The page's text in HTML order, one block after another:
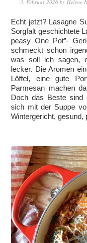
3. Februar 2026 by Helene
Echt jetzt? Lasagne
Sorgfalt geschichtete
peasy One Pot”-
schmeckt schon
was soll ich sagen,
lecker. Die Aromen
Löffel, eine gute
Parmesan machen
Doch das Beste sind
sich mit der Suppe
Wintergericht, gesund,